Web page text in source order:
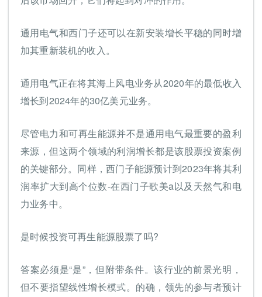
通用电气和西门子还可以在新安装增长平稳的同时增
加其重新装机的收入。
通用电气正在将其海上风电业务从2020年的最低收入
增长到2024年的30亿美元业务。
尽管电力和可再生能源并不是通用电气最重要的盈利
来源，但这两个领域的利润增长都是该股票投资案例
的关键部分。同样，西门子能源预计到2023年将其利
润率扩大到高个位数-在西门子歌美a以及天然气和电
力业务中。
是时候投资可再生能源股票了吗?
答案必须是“是”，但附带条件。该行业的前景光明，
但不要指望线性增长模式。的确，领先的参与者预计